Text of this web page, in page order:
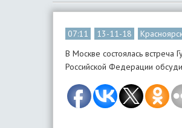
07:11 13-11-18
В Москве состоялась встреча
Российской Федерации